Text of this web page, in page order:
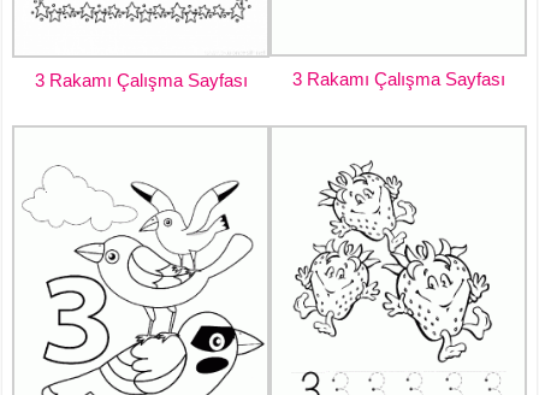
3 Rakamı Çalışma Sayfası 3 Rakamı Çalışma Sayfası